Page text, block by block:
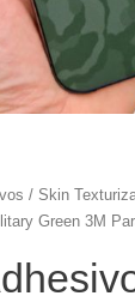
/ Skin
Green 3M